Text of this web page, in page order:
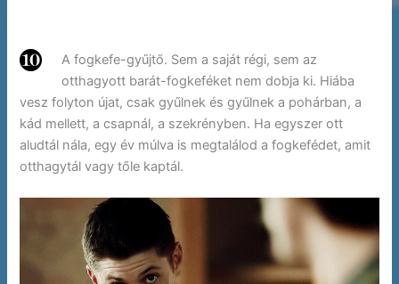
A fogkefe-gyűjtő. Sem a saját régi, sem az
otthagyott barát-fogkeféket nem dobja ki. Hiába
vesz folyton újat, csak gyűlnek és gyűlnek a pohárban, a
kád mellett, a csapnál, a szekrényben. Ha egyszer ott
aludtál nála, egy év múlva is megtalálod a fogkefédet, amit
otthagytál vagy tőle kaptál.